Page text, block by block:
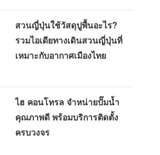
สวนญี่ปุ่นใช้วัสดุปูพื้นอะไร?
รวมไอเดียทางเดินสวนญี่ปุ่นที่
เหมาะกับอากาศเมืองไทย
ไฮ คอนโทรล จำหน่ายปั๊มน้ำ
คุณภาพดี พร้อมบริการติดตั้ง
ครบวงจร